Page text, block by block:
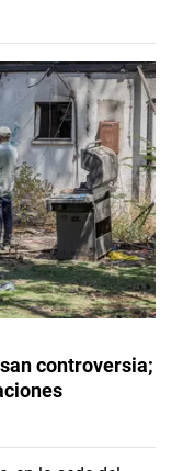
controversia;